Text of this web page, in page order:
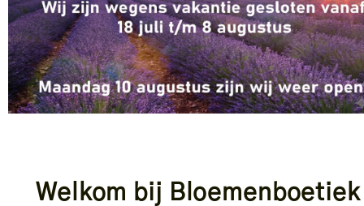
Welkom bij Bloemenboetiek